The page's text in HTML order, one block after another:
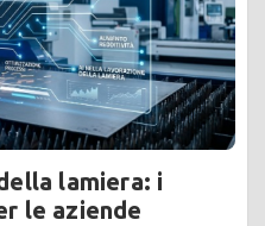
lamiera: i
le aziende